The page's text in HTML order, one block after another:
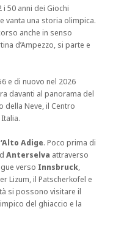
50 anni dei Giochi
vanta una storia olimpica.
anche in senso
d’Ampezzo, si parte e
e di nuovo nel 2026
davanti al panorama del
della Neve, il Centro
‘Alto Adige. Poco prima di
Anterselva attraverso
verso Innsbruck,
Lizum, il Patscherkofel e
si possono visitare il
del ghiaccio e la